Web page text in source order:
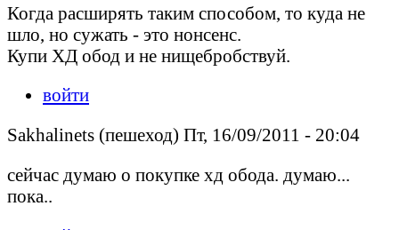
Когда расширять таким способом, то куда не
шло, но сужать - это нонсенс.
Купи ХД обод и не нищебробствуй.
войти
Sakhalinets (пешеход) Пт, 16/09/2011 - 20:04
сейчас думаю о покупке хд обода. думаю...
пока..